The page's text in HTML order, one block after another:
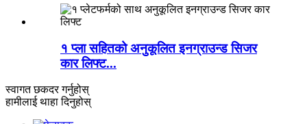
१ प्ला सहितको अनुकूलित इनग्राउन्ड सिजर
कार लिफ्ट...
स्वागत छकदर गर्नुहोस्
हामीलाई थाहा दिनुहोस्